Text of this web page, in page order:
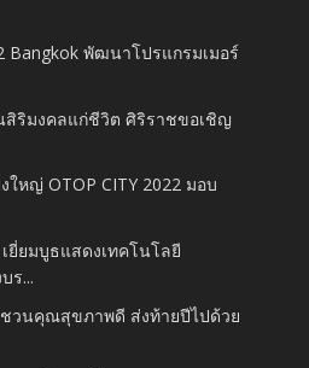
Bangkok พัฒนาโปรแกรมเมอร์
สิริมงคลแก่ชีวิต ศิริราชขอเชิญ
ใหญ่ OTOP CITY 2022 มอบ
ยี่ยมบูธแสดงเทคโนโลยี
ร...
วนคุณสุขภาพดี ส่งท้ายปีไปด้วย